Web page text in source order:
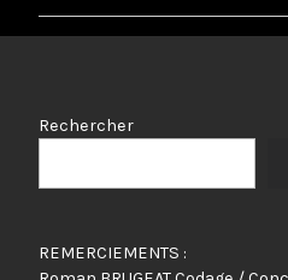
Rechercher
REMERCIEMENTS :